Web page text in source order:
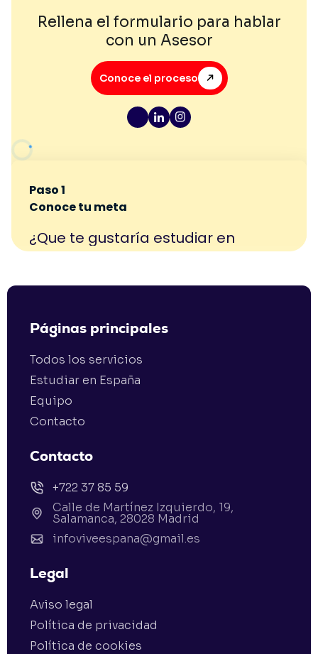
Rellena el formulario para hablar
con un Asesor
Conoce el proceso
Páginas principales
Todos los servicios
Estudiar en España
Equipo
Contacto
Contacto
+722 37 85 59
Calle de Martínez Izquierdo, 19,
Salamanca, 28028 Madrid
infoviveespana@gmail.es
Legal
Aviso legal
Política de privacidad
Política de cookies